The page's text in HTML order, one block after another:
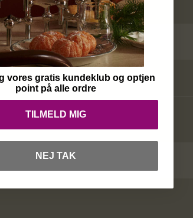
vores gratis kundeklub og optjen
point på alle ordre
TILMELD MIG
NEJ TAK